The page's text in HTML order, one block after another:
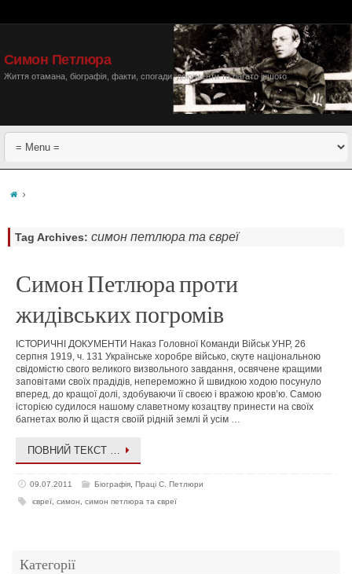
Симон Петлюра
Життя отамана, біографія, факти, спогади, документи та багато іншого
Tag Archives: симон петлюра та євреї
Симон Петлюра проти
жидівських погромів
ІСТОРИЧНІ ДОКУМЕНТИ Наказ Головної Команди Військ УНР, 26
серпня 1919, ч. 131 Українське хоробре військо, скуте національною
свідомістю свого великого визвольного завдання, освячене кращими
заповітами своїх прадідів, непереможно й швидкою ходою посунуло
вперед, до кращої долі, здобуваючи її своєю і вражою кров’ю. Самою
історією судилося нашому славетному козацтву принести на своїх
багнетах волю й щастя своїй рідній землі й усім …
ПОВНИЙ ТЕКСТ …
09.07.2011 Біографія ,Праці С. Петлюри
євреї ,симон ,симон петлюра та євреї
Категорії